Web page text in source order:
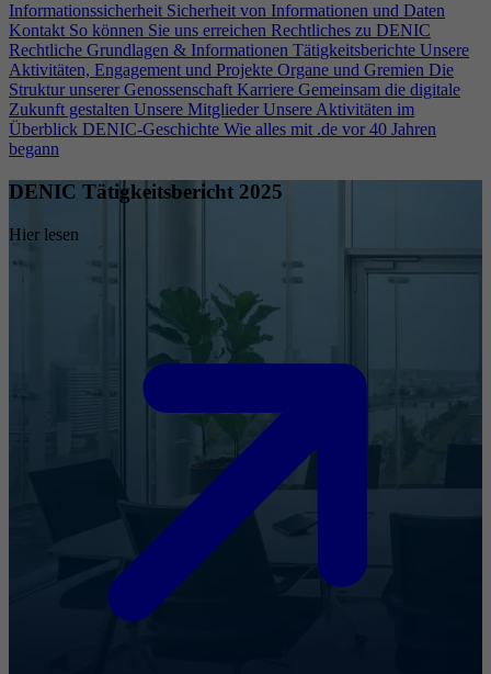
Informationssicherheit Sicherheit von Informationen und Daten
Kontakt So können Sie uns erreichen Rechtliches zu DENIC
Rechtliche Grundlagen & Informationen Tätigkeitsberichte Unsere
Aktivitäten, Engagement und Projekte Organe und Gremien Die
Struktur unserer Genossenschaft Karriere Gemeinsam die digitale
Zukunft gestalten Unsere Mitglieder Unsere Aktivitäten im
Überblick DENIC-Geschichte Wie alles mit .de vor 40 Jahren
begann
DENIC Tätigkeitsbericht 2025
Hier lesen